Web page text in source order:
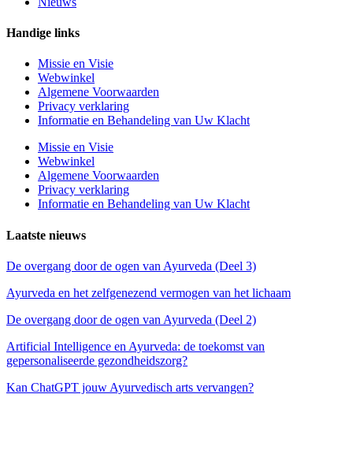
Handige links
Missie en Visie
Webwinkel
Algemene Voorwaarden
Privacy verklaring
Informatie en Behandeling van Uw Klacht
Missie en Visie
Webwinkel
Algemene Voorwaarden
Privacy verklaring
Informatie en Behandeling van Uw Klacht
Laatste nieuws
De overgang door de ogen van Ayurveda (Deel 3)
Ayurveda en het zelfgenezend vermogen van het lichaam
De overgang door de ogen van Ayurveda (Deel 2)
Artificial Intelligence en Ayurveda: de toekomst van
gepersonaliseerde gezondheidszorg?
Kan ChatGPT jouw Ayurvedisch arts vervangen?